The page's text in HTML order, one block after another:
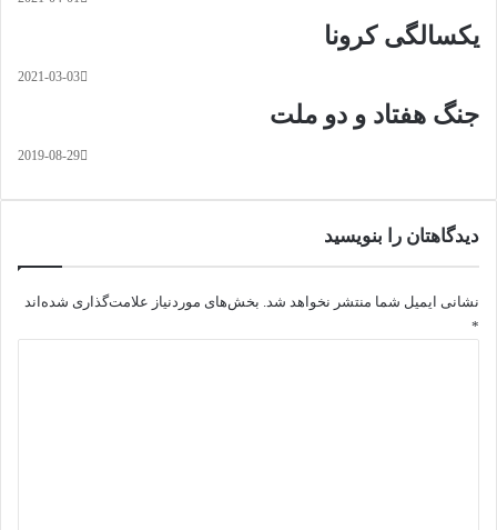
یکسالگی کرونا
2021-03-03
جنگ هفتاد و دو ملت
2019-08-29
دیدگاهتان را بنویسید
نشانی ایمیل شما منتشر نخواهد شد. بخش‌های موردنیاز علامت‌گذاری شده‌اند
*